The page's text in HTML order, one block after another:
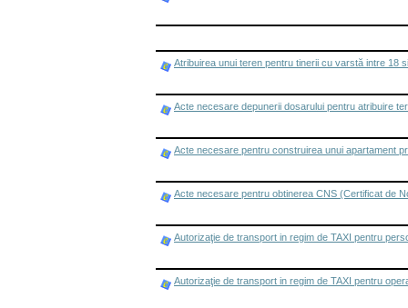
Atribuirea unui teren pentru tinerii cu varstă intre 18
Acte necesare depunerii dosarului pentru atribuire
Acte necesare pentru construirea unui apartament
Acte necesare pentru obtinerea CNS (Certificat de
Autorizaţie de transport in regim de TAXI pentru
Autorizaţie de transport in regim de TAXI pentru